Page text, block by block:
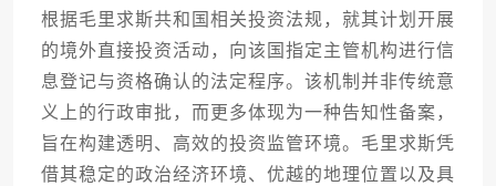
根据毛里求斯共和国相关投资法规，就其计划开展
的境外直接投资活动，向该国指定主管机构进行信
息登记与资格确认的法定程序。该机制并非传统意
义上的行政审批，而更多体现为一种告知性备案，
旨在构建透明、高效的投资监管环境。毛里求斯凭
借其稳定的政治经济环境、优越的地理位置以及具